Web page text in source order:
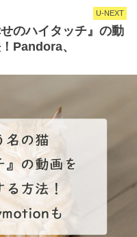
U-NEXT
のハイタッチ』の動
Pandora、